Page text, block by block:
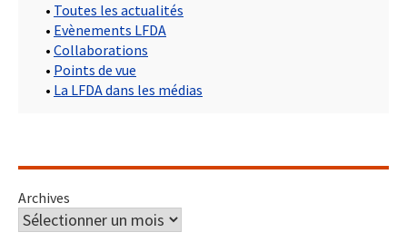
• Toutes les actualités
• Evènements LFDA
• Collaborations
• Points de vue
• La LFDA dans les médias
Archives